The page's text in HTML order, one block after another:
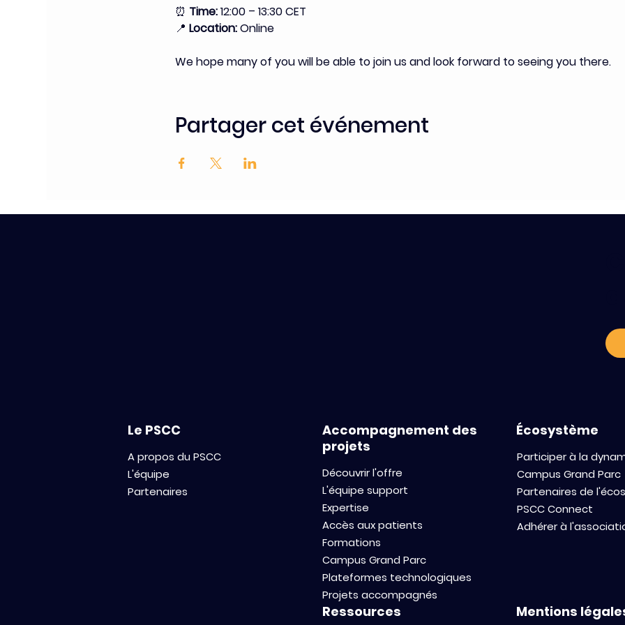
⏰ Time: 12:00 – 13:30 CET
📍 Location: Online
We hope many of you will be able to join us and look forward to seeing you there.
Partager cet événement
Le PSCC
A propos du PSCC
L'équipe
Partenaires
Accompagnement des
projets
Découvrir l'offre
L'équipe support
Expertise
Accès aux patients
Formations
Campus Grand Parc
Plateformes technologiques
Projets accompagnés
Écosystème
Participer à la
Campus Grand Parc
Partenaires de
PSCC Connect
Adhérer à
Ressources Mentions